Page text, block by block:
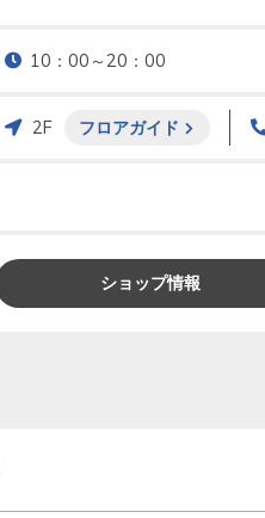
10：00～20：00
2F フロアガイド
ショップ情報